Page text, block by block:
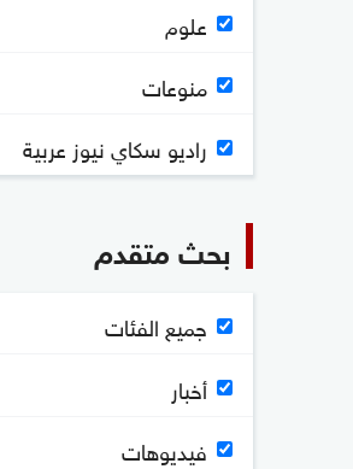
علوم
منوعات
راديو سكاي نيوز عربية
بحث متقدم
جميع الفئات
أخبار
فيديوهات